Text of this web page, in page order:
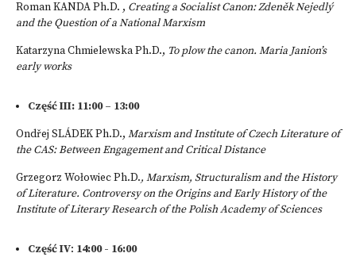
Roman KANDA Ph.D. , Creating a Socialist Canon: Zdeněk Nejedlý
and the Question of a National Marxism
Katarzyna Chmielewska Ph.D., To plow the canon. Maria Janion’s
early works
Część III: 11:00 – 13:00
Ondřej SLÁDEK Ph.D., Marxism and Institute of Czech Literature of
the CAS: Between Engagement and Critical Distance
Grzegorz Wołowiec Ph.D., Marxism, Structuralism and the History
of Literature. Controversy on the Origins and Early History of the
Institute of Literary Research of the Polish Academy of Sciences
Część IV: 14:00 - 16:00